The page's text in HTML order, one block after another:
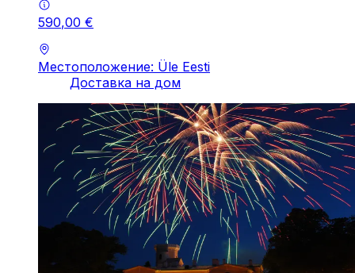
590,00 €
Местоположение: Üle Eesti
Доставка на дом